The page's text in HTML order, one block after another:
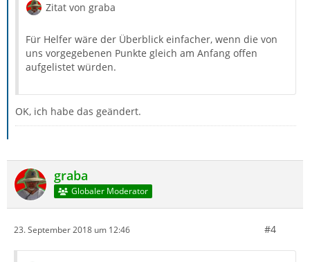
Zitat von graba
Für Helfer wäre der Überblick einfacher, wenn die von
uns vorgegebenen Punkte gleich am Anfang offen
aufgelistet würden.
OK, ich habe das geändert.
graba
Globaler Moderator
23. September 2018 um 12:46 #4